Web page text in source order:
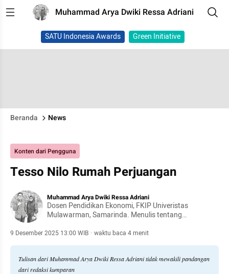
Muhammad Arya Dwiki Ressa Adriani
SATU Indonesia Awards Green Initiative
Beranda News
Konten dari Pengguna
Tesso Nilo Rumah Perjuangan
Muhammad Arya Dwiki Ressa Adriani
Dosen Pendidikan Ekonomi, FKIP Univeristas
Mulawarman, Samarinda. Menulis tentang
absurd dalam Kehidupan
9 Desember 2025 13:00 WIB · waktu baca 4 menit
Tulisan dari Muhammad Arya Dwiki Ressa Adriani tidak mewakili pandangan
dari redaksi kumparan